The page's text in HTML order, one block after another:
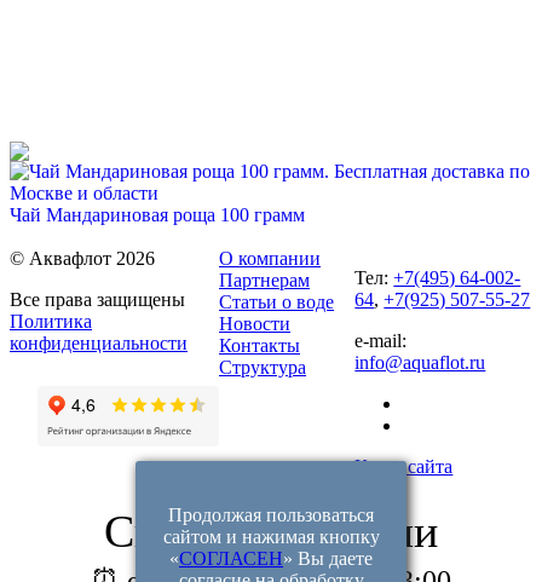
Premium (3х19л) + помпа
649 руб 2 255 руб
Купить
Premium (2х19л) + помпа
Чай Мандариновая роща 100 грамм
335 руб.
Купить
Чай Таежный сбор 100 грамм
© Аквафлот 2026
Все права защищены
Политика
конфиденциальности
О компании
Партнерам
Статьи о воде
Новости
Контакты
Структура
Тел:+7(495) 64-002-
64,+7(925) 507-55-27
e-mail:
info@aquaflot.ru
Карта сайта
Связаться с нами
Продолжая пользоваться
сайтом и нажимая кнопку
«СОГЛАСЕН» Вы даете